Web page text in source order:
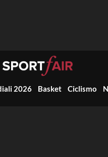
2026 Basket Ciclismo